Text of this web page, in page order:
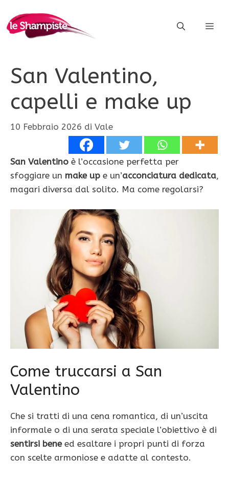
contenuto
San Valentino,
capelli e make up
10 Febbraio 2026 di Vale
San Valentino è l’occasione perfetta per
sfoggiare un make up e un’acconciatura dedicata,
magari diversa dal solito. Ma come regolarsi?
Come truccarsi a San
Valentino
Che si tratti di una cena romantica, di un’uscita
informale o di una serata speciale l’obiettivo è di
sentirsi beneed esaltare i propri punti di forza
con scelte armoniose e adatte al contesto.